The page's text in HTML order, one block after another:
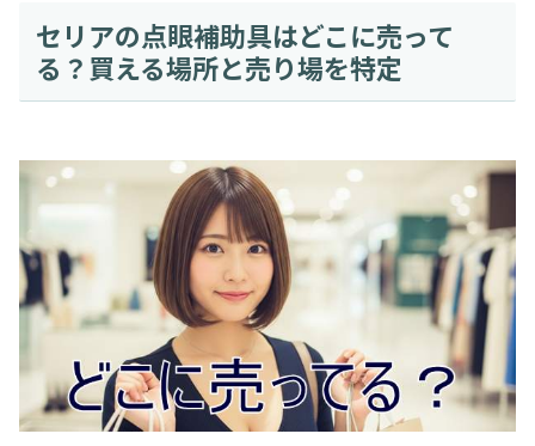
セリアの点眼補助具はどこに売って
る？買える場所と売り場を特定